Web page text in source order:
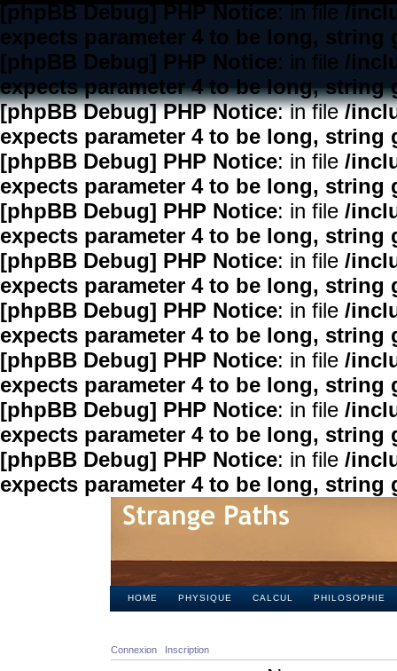
[phpBB Debug] PHP Notice: in file/
expects parameter 4 to be long, string
[phpBB Debug] PHP Notice: in file /
expects parameter 4 to be long, string
[phpBB Debug] PHP Notice: in file/
expects parameter 4 to be long, string
[phpBB Debug] PHP Notice: in file /
expects parameter 4 to be long, string
[phpBB Debug] PHP Notice: in file /
expects parameter 4 to be long, string
[phpBB Debug] PHP Notice: in file /
expects parameter 4 to be long, string
[phpBB Debug] PHP Notice: in file /
expects parameter 4 to be long, string
[phpBB Debug] PHP Notice: in file /
expects parameter 4 to be long, string
[phpBB Debug] PHP Notice: in file /
expects parameter 4 to be long, string
[phpBB Debug] PHP Notice: in file /
expects parameter 4 to be long, string
HOME PHYSIQUE CALCUL PHILOSOPHIE
Connexion Inscription